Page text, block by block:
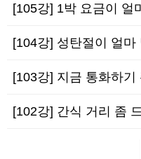
[105강] 1박 요금이 얼마인
[104강] 성탄절이 얼마 남지
[103강] 지금 통화하기 괜찮
[102강] 간식 거리 좀 드릴까